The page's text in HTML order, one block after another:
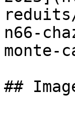
n66-
monte-
##